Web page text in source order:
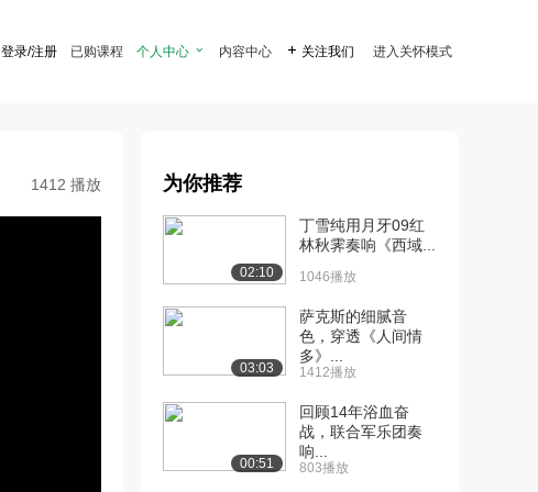
登录/注册 已购课程 个人中心  内容中心  关注我们 进入关怀模式
1412 播放 为你推荐
02:10
丁雪纯用月牙09红
林秋霁奏响《西域...
1046播放
03:03
萨克斯的细腻音
色，穿透《人间情
多》...
1412播放
00:51
回顾14年浴血奋
战，联合军乐团奏
响...
803播放